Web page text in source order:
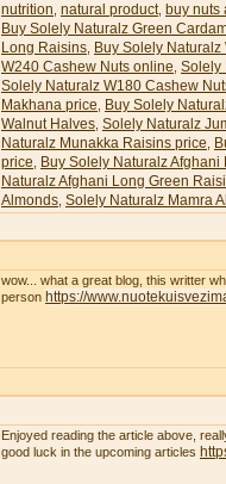
nutrition natural product, buy nuts
Buy Solely Naturalz Green
Long Raisins Buy Solely
W240 Cashew Nuts online Solely
Solely Naturalz W180 Cashew
Makhana price
Buy Solely
Walnut Halves Solely Naturalz
Naturalz Munakka Raisins price
price
Buy Solely Naturalz
Naturalz Afghani Long Green
Almonds Solely Naturalz Mamra
wow... what a great blog, this writter
person https://
Enjoyed reading the article above,
good luck in the upcoming articles